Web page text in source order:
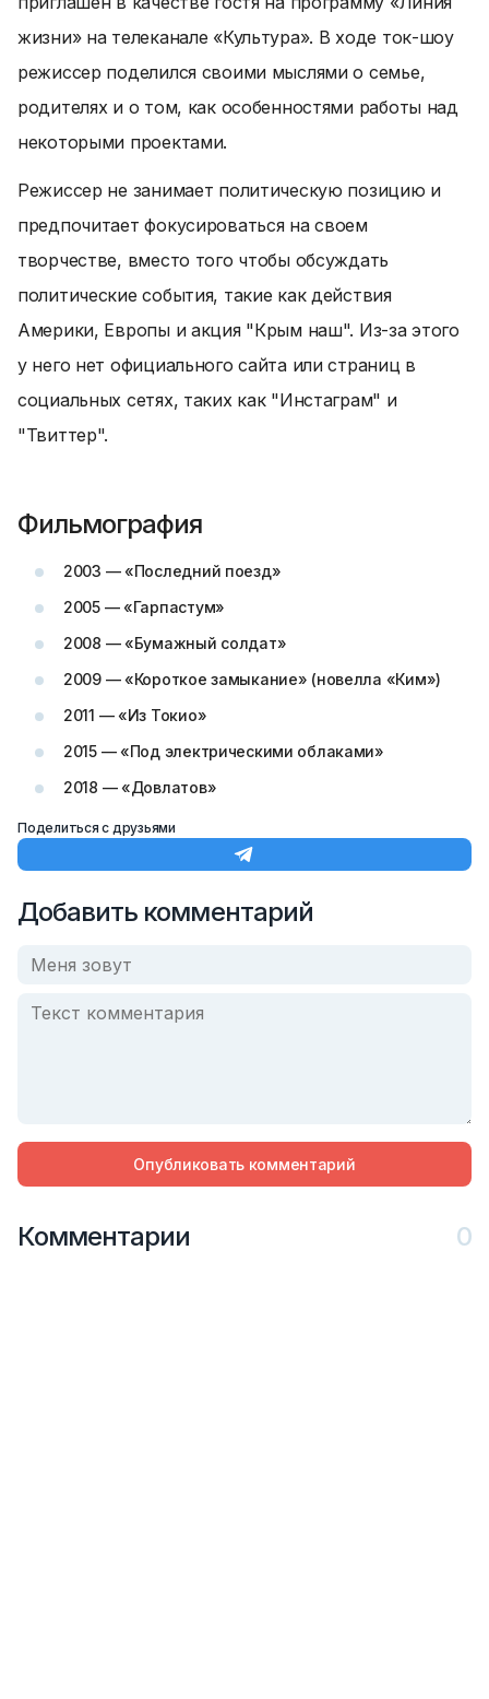
жизни» на телеканале «Культура». В ходе ток-шоу
режиссер поделился своими мыслями о семье,
родителях и о том, как особенностями работы над
некоторыми проектами.
Режиссер не занимает политическую позицию и
предпочитает фокусироваться на своем
творчестве, вместо того чтобы обсуждать
политические события, такие как действия
Америки, Европы и акция "Крым наш". Из-за этого
у него нет официального сайта или страниц в
социальных сетях, таких как "Инстаграм" и
"Твиттер".
Фильмография
2003 — «Последний поезд»
2005 — «Гарпастум»
2008 — «Бумажный солдат»
2009 — «Короткое замыкание» (новелла «Ким»)
2011 — «Из Токио»
2015 — «Под электрическими облаками»
2018 — «Довлатов»
Поделиться с друзьями
Добавить комментарий
Опубликовать комментарий
Комментарии 0